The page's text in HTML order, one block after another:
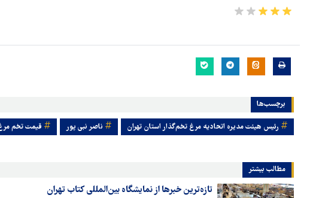
برچسب‌ها
رئیس هیئت ‌مدیره اتحادیه مرغ تخم‌گذار استان تهران ناصر نبی پور قيمت تخم
مطالب بیشتر
تازه‌ترین خبرها از نمایشگاه بین‌المللی کتاب تهران